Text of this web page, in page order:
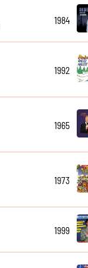
1984
1992
1965
1973
1999